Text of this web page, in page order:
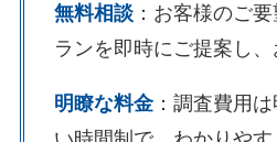
無料相談：お客様のご
ランを即時にご提案し、
明瞭な料金：調査費用